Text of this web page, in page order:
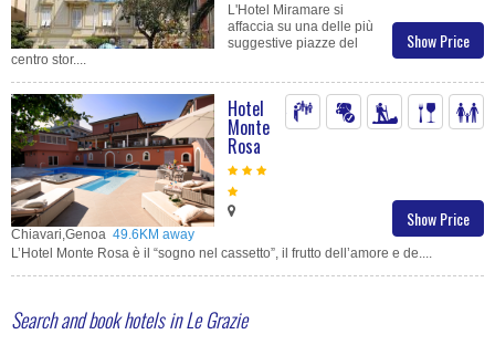
Show Price
L'Hotel Miramare si
affaccia su una delle più
suggestive piazze del
centro stor....
Show Price
Hotel
Monte
Rosa
Chiavari,Genoa 49.6KM away
L’Hotel Monte Rosa è il “sogno nel cassetto”, il frutto dell’amore e de....
Search and book hotels in Le Grazie